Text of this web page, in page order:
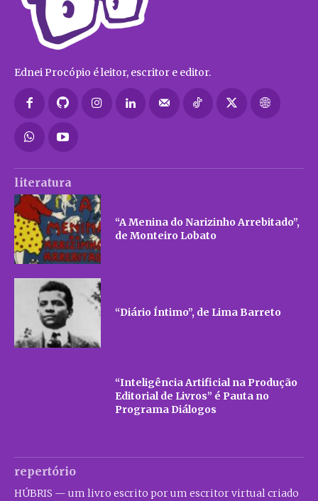
Ednei Procópio é leitor, escritor e editor.
literatura
“A Menina do Narizinho Arrebitado”,
de Monteiro Lobato
“Diário Íntimo”, de Lima Barreto
“Inteligência Artificial na Produção
Editorial de Livros” é Pauta no
Programa Diálogos
repertório
HÚBRIS — um livro escrito por um escritor virtual criado